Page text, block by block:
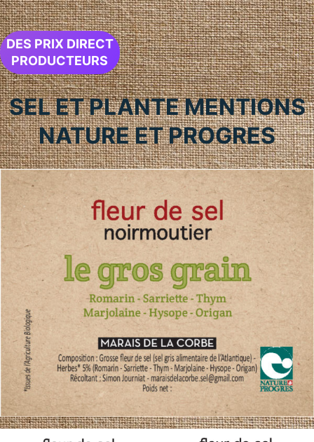
DES PRIX DIRECT
PRODUCTEURS
SEL ET PLANTE MENTIONS
NATURE ET PROGRES